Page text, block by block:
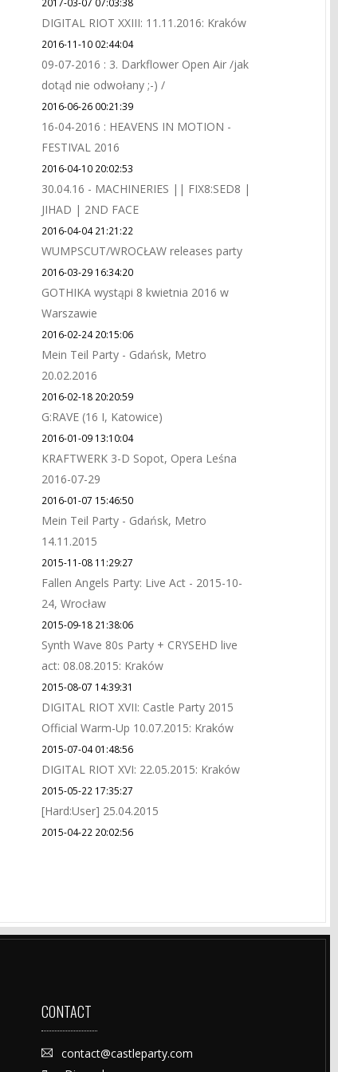
DIGITAL RIOT XXIII: 11.11.2016: Kraków
2016-11-10 02:44:04
09-07-2016 : 3. Darkflower Open Air /jak
dotąd nie odwołany ;-) /
2016-06-26 00:21:39
16-04-2016 : HEAVENS IN MOTION -
FESTIVAL 2016
2016-04-10 20:02:53
30.04.16 - MACHINERIES || FIX8:SED8 |
JIHAD | 2ND FACE
2016-04-04 21:21:22
WUMPSCUT/WROCŁAW releases party
2016-03-29 16:34:20
GOTHIKA wystąpi 8 kwietnia 2016 w
Warszawie
2016-02-24 20:15:06
Mein Teil Party - Gdańsk, Metro
20.02.2016
2016-02-18 20:20:59
G:RAVE (16 I, Katowice)
2016-01-09 13:10:04
KRAFTWERK 3-D Sopot, Opera Leśna
2016-07-29
2016-01-07 15:46:50
Mein Teil Party - Gdańsk, Metro
14.11.2015
2015-11-08 11:29:27
Fallen Angels Party: Live Act - 2015-10-
24, Wrocław
2015-09-18 21:38:06
Synth Wave 80s Party + CRYSEHD live
act: 08.08.2015: Kraków
2015-08-07 14:39:31
DIGITAL RIOT XVII: Castle Party 2015
Official Warm-Up 10.07.2015: Kraków
2015-07-04 01:48:56
DIGITAL RIOT XVI: 22.05.2015: Kraków
2015-05-22 17:35:27
[Hard:User] 25.04.2015
2015-04-22 20:02:56
CONTACT
contact@castleparty.com